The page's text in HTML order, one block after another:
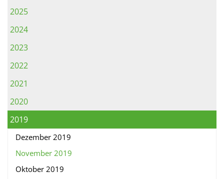
2025
2024
2023
2022
2021
2020
2019
Dezember 2019
November 2019
Oktober 2019